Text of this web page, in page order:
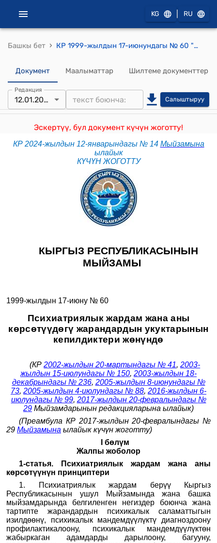
KG RU
Башкы бет › КР 1999-жылдын 17-июнундагы № 60 "Психиатриялык жардам жана аны көрсөтүүдөгү жарандардын укуктарынын кепилдиктери жөнүндө" Мыйзамы
Документ Маалыматтар Шилтеме документтер
Редакция
12.01.2024 Салыштыруу
Эскертүү, бул документ күчүн жоготту!